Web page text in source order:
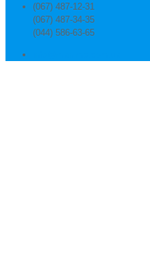
(067) 487-12-31
(067) 487-34-35
(044) 586-63-65